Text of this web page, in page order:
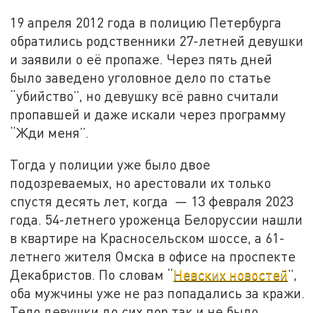
19 апреля 2012 года в полицию Петербурга
обратились родственники 27-летней девушки
и заявили о её пропаже. Через пять дней
было заведено уголовное дело по статье
“убийство”, но девушку всё равно считали
пропавшей и даже искали через программу
“Жди меня”.
Тогда у полиции уже было двое
подозреваемых, но арестовали их только
спустя десять лет, когда — 13 февраля 2023
года. 54-летнего уроженца Белоруссии нашли
в квартире на Красносельском шоссе, а 61-
летнего жителя Омска в офисе на проспекте
Декабристов. По словам “Невских новостей”,
оба мужчины уже не раз попадались за кражи.